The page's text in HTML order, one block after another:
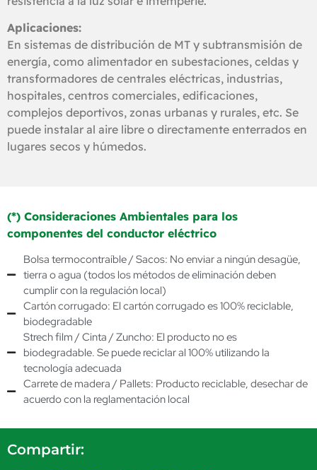
Aplicaciones:
En sistemas de distribución de MT y subtransmisión de
energía, como alimentador en subestaciones, celdas y
transformadores de centrales eléctricas, industrias,
hospitales, centros comerciales, edificaciones,
complejos deportivos, zonas urbanas y rurales, etc. Se
puede instalar al aire libre o directamente enterrados en
lugares secos y húmedos.
(*) Consideraciones Ambientales para los
componentes del conductor eléctrico
Bolsa termocontraíble / Sacos: No enviar a ningún desagüe,
tierra o agua (todos los métodos de eliminación deben
cumplir con la regulación local)
Cartón corrugado: El cartón corrugado es 100% reciclable,
biodegradable
Strech film / Cinta / Zuncho: El producto no es
biodegradable. Se puede reciclar al 100% utilizando la
tecnología adecuada
Carrete de madera / Pallets: Producto reciclable, desechar de
acuerdo con la reglamentación local
Compartir: